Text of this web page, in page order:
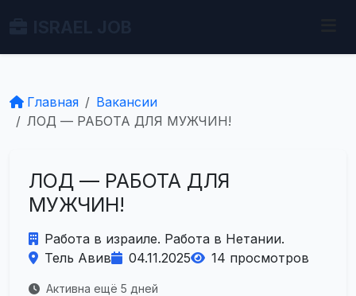
Главная
Вакансии
ЛОД — РАБОТА ДЛЯ МУЖЧИН!
ЛОД — РАБОТА ДЛЯ
МУЖЧИН!
Работа в израиле. Работа в Нетании.
Тель Авив
04.11.2025 14 просмотров
Активна ещё 5 дней